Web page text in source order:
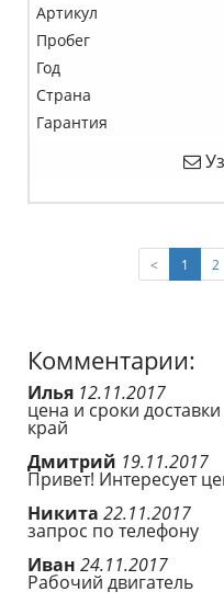
Артикул
Пробег
Год
Страна
Гарантия
< 1 2
Комментарии:
Илья 12.11.2017
цена и сроки
край
Дмитрий 19.11.2017
Привет! Интересует
Никита 22.11.2017
запрос по телефону
Иван 24.11.2017
Рабочий двигатель